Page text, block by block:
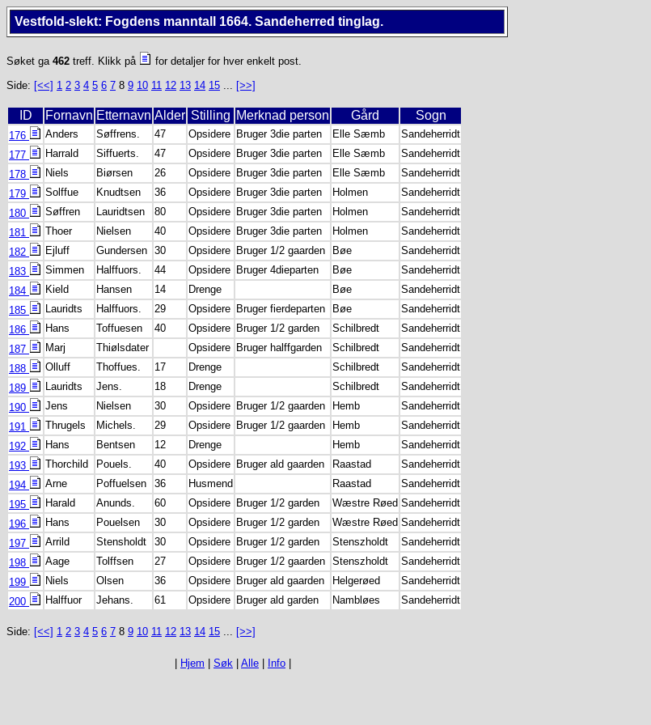
Vestfold-slekt: Fogdens manntall 1664. Sandeherred tinglag.
Søket ga 462 treff. Klikk på
for detaljer for hver enkelt post.
Side: [<<] 1 2 3 4 5 6 7 8 9 10 11 12 13 14 15 ... [>>]
ID Fornavn Etternavn Alder Stilling Merknad person Gård Sogn
176 Anders Søffrens. 47 Opsidere Bruger 3die parten Elle Sæmb
Sandeherridt
177
Harrald Siffuerts. 47 Opsidere Bruger 3die parten Elle Sæmb
Sandeherridt
178
Niels Biørsen 26 Opsidere Bruger 3die parten Elle Sæmb
Sandeherridt
179
Solffue Knudtsen 36 Opsidere Bruger 3die parten Holmen
Sandeherridt
180
Søffren Lauridtsen 80 Opsidere Bruger 3die parten Holmen
Sandeherridt
181
Thoer Nielsen 40 Opsidere Bruger 3die parten Holmen
Sandeherridt
182
Ejluff Gundersen 30 Opsidere Bruger 1/2 gaarden Bøe
Sandeherridt
183
Simmen Halffuors. 44 Opsidere Bruger 4dieparten Bøe
Sandeherridt
184
Kield Hansen 14 Drenge Bøe
Sandeherridt
185
Lauridts Halffuors. 29 Opsidere Bruger fierdeparten Bøe
Sandeherridt
186
Hans Toffuesen 40 Opsidere Bruger 1/2 garden Schilbredt
Sandeherridt
187
Marj Thiølsdater Opsidere Bruger halffgarden Schilbredt
Sandeherridt
188
Olluff Thoffues. 17 Drenge Schilbredt
Sandeherridt
189
Lauridts Jens. 18 Drenge Schilbredt
Sandeherridt
190
Jens Nielsen 30 Opsidere Bruger 1/2 gaarden Hemb
Sandeherridt
191
Thrugels Michels. 29 Opsidere Bruger 1/2 gaarden Hemb
Sandeherridt
192
Hans Bentsen 12 Drenge Hemb
Sandeherridt
193
Thorchild Pouels. 40 Opsidere Bruger ald gaarden Raastad
Sandeherridt
194
Arne Poffuelsen 36 Husmend Raastad
Sandeherridt
195
Harald Anunds. 60 Opsidere Bruger 1/2 garden Wæstre Røed Sandeherridt
196
Hans Pouelsen 30 Opsidere Bruger 1/2 garden Wæstre Røed Sandeherridt
197
Arrild Stensholdt 30 Opsidere Bruger 1/2 garden Stenszholdt
Sandeherridt
198
Aage Tolffsen 27 Opsidere Bruger 1/2 gaarden Stenszholdt
Sandeherridt
199
Niels Olsen 36 Opsidere Bruger ald gaarden Helgerøed
Sandeherridt
200
Halffuor Jehans. 61 Opsidere Bruger ald garden Nambløes Sandeherridt
Side: [<<] 1 2 3 4 5 6 7 8 9 10 11 12 13 14 15 ... [>>]
Hjem Søk Alle Info